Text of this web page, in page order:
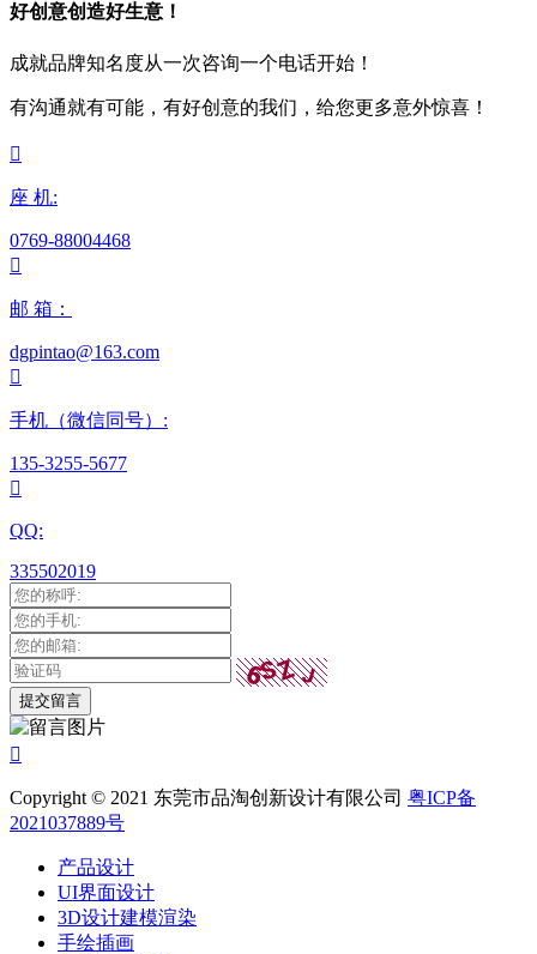
好创意创造好生意！
成就品牌知名度从一次咨询一个电话开始！
有沟通就有可能，有好创意的我们，给您更多意外惊喜！

座 机:
0769-88004468

邮 箱：
dgpintao@163.com

手机（微信同号）:
135-3255-5677

QQ:
335502019

Copyright © 2021 东莞市品淘创新设计有限公司 粤ICP备
2021037889号
产品设计
UI界面设计
3D设计建模渲染
手绘插画